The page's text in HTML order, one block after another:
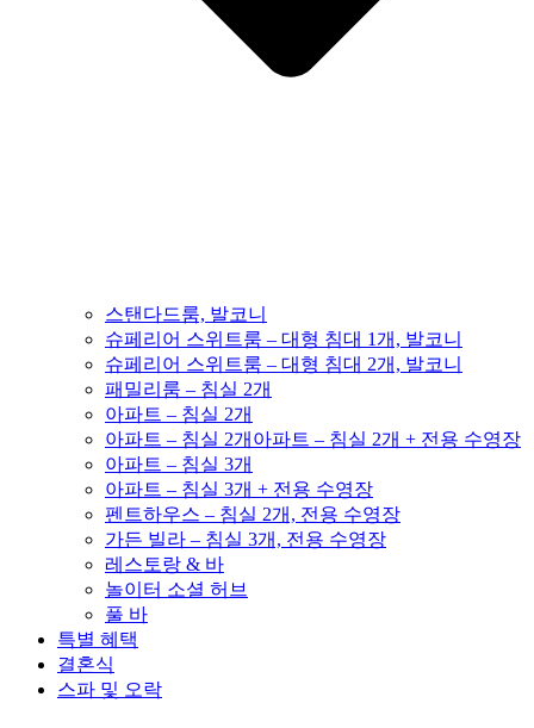
스탠다드룸, 발코니
슈페리어 스위트룸 – 대형 침대 1개, 발코니
슈페리어 스위트룸 – 대형 침대 2개, 발코니
패밀리룸 – 침실 2개
아파트 – 침실 2개
아파트 – 침실 2개아파트 – 침실 2개 + 전용 수영장
아파트 – 침실 3개
아파트 – 침실 3개 + 전용 수영장
펜트하우스 – 침실 2개, 전용 수영장
가든 빌라 – 침실 3개, 전용 수영장
레스토랑 & 바
놀이터 소셜 허브
풀 바
특별 혜택
결혼식
스파 및 오락